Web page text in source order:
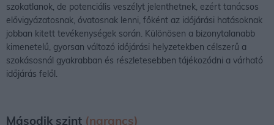
szokatlanok, de potenciális veszélyt jelenthetnek, ezért tanácsos
elővigyázatosnak, óvatosnak lenni, főként az időjárási hatásoknak
jobban kitett tevékenységek során. Különösen a bizonytalanabb
kimenetelű, gyorsan változó időjárási helyzetekben célszerű a
szokásosnál gyakrabban és részletesebben tájékozódni a várható
időjárás felől.
Második szint (narancs)